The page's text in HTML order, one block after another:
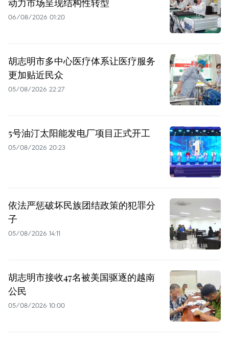
06/08/2026 01:20
胡志明市多中心医疗体系让医疗服务
更加贴近民众
05/08/2026 22:27
5号油汀太阳能发电厂项目正式开工
05/08/2026 20:23
依法严惩破坏民族团结政策的犯罪分
子
05/08/2026 14:11
胡志明市接收47名被美国驱逐的越南
公民
05/08/2026 10:00